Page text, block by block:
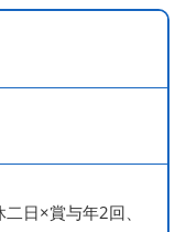
日×賞与年2回、